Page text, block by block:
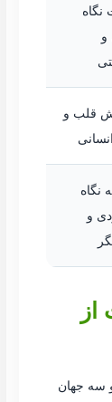
نگاه
و
قلب و
نگاه
و
سه جهان